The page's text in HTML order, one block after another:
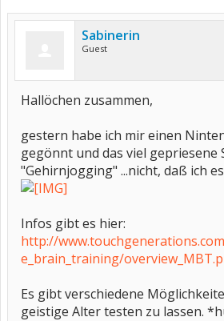
Sabinerin
Guest
Hallöchen zusammen,
gestern habe ich mir einen
gegönnt und das viel gepriesene
"Gehirnjogging" ...nicht, daß ich
Infos gibt es hier:
http://
e_brain_training/
Es gibt verschiedene
geistige Alter testen zu lassen.